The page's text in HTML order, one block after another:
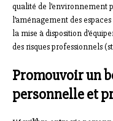
qualité de l’environnement
l’aménagement des
la mise à disposition
des risques professionnels
Promouvoir un
personnelle et